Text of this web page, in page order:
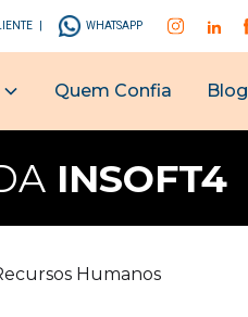
| WHATSAPP
Quem Confia Blog
INSOFT4
Humanos